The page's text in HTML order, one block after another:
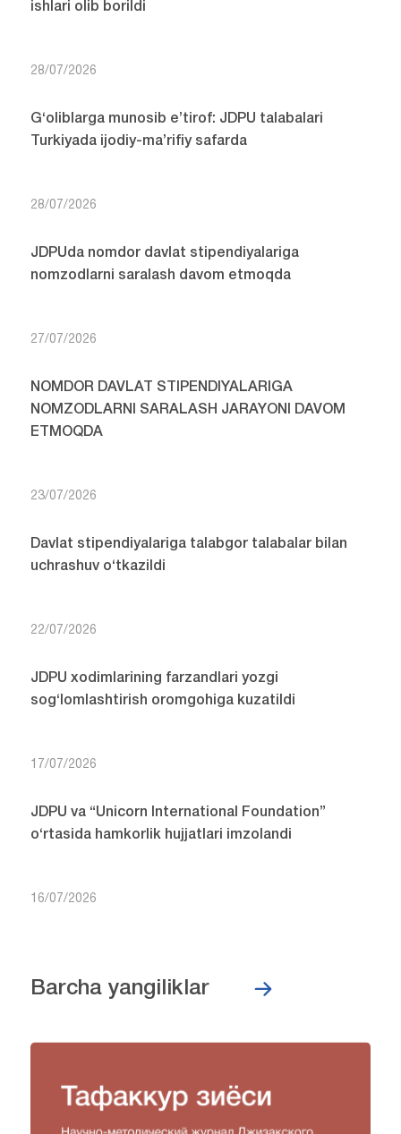
ishlari olib borildi
28/07/2026
G‘oliblarga munosib e’tirof: JDPU talabalari
Turkiyada ijodiy-ma’rifiy safarda
28/07/2026
JDPUda nomdor davlat stipendiyalariga
nomzodlarni saralash davom etmoqda
27/07/2026
NOMDOR DAVLAT STIPENDIYALARIGA
NOMZODLARNI SARALASH JARAYONI DAVOM
ETMOQDA
23/07/2026
Davlat stipendiyalariga talabgor talabalar bilan
uchrashuv o‘tkazildi
22/07/2026
JDPU xodimlarining farzandlari yozgi
sog‘lomlashtirish oromgohiga kuzatildi
17/07/2026
JDPU va “Unicorn International Foundation”
o‘rtasida hamkorlik hujjatlari imzolandi
16/07/2026
Barcha yangiliklar